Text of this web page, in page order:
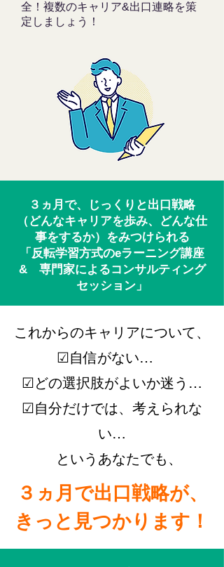
全！複数のキャリア&出口連略を策
定しましょう！
３ヵ月で、じっくりと出口戦略
（どんなキャリアを歩み、どんな仕
事をするか）をみつけられる
「反転学習方式のeラーニング講座
& 専門家によるコンサルティング
セッション」
これからのキャリアについて、
☑自信がない…
☑どの選択肢がよいか迷う…
☑自分だけでは、考えられな
い…
というあなたでも、
３ヵ月で出口戦略が、
きっと見つかります！